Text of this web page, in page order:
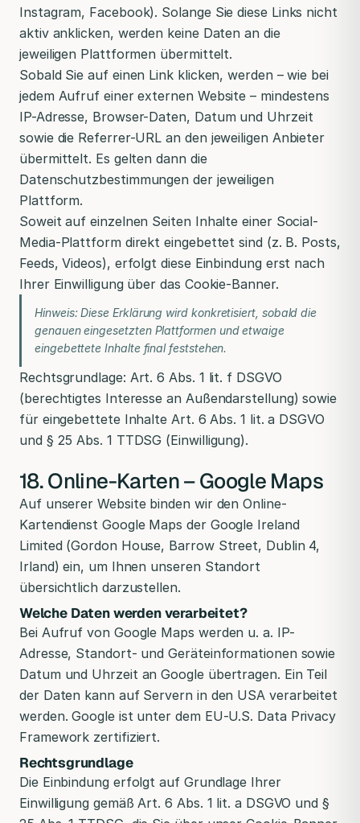
Instagram, Facebook). Solange Sie diese Links nicht
aktiv anklicken, werden keine Daten an die
jeweiligen Plattformen übermittelt.
Sobald Sie auf einen Link klicken, werden – wie bei
jedem Aufruf einer externen Website – mindestens
IP-Adresse, Browser-Daten, Datum und Uhrzeit
sowie die Referrer-URL an den jeweiligen Anbieter
übermittelt. Es gelten dann die
Datenschutzbestimmungen der jeweiligen
Plattform.
Soweit auf einzelnen Seiten Inhalte einer Social-
Media-Plattform direkt eingebettet sind (z. B. Posts,
Feeds, Videos), erfolgt diese Einbindung erst nach
Ihrer Einwilligung über das Cookie-Banner.
Hinweis: Diese Erklärung wird konkretisiert, sobald die
genauen eingesetzten Plattformen und etwaige
eingebettete Inhalte final feststehen.
Rechtsgrundlage: Art. 6 Abs. 1 lit. f DSGVO
(berechtigtes Interesse an Außendarstellung) sowie
für eingebettete Inhalte Art. 6 Abs. 1 lit. a DSGVO
und § 25 Abs. 1 TTDSG (Einwilligung).
18. Online-Karten – Google Maps
Auf unserer Website binden wir den Online-
Kartendienst Google Maps der Google Ireland
Limited (Gordon House, Barrow Street, Dublin 4,
Irland) ein, um Ihnen unseren Standort
übersichtlich darzustellen.
Welche Daten werden verarbeitet?
Bei Aufruf von Google Maps werden u. a. IP-
Adresse, Standort- und Geräteinformationen sowie
Datum und Uhrzeit an Google übertragen. Ein Teil
der Daten kann auf Servern in den USA verarbeitet
werden. Google ist unter dem EU-U.S. Data Privacy
Framework zertifiziert.
Rechtsgrundlage
Die Einbindung erfolgt auf Grundlage Ihrer
Einwilligung gemäß Art. 6 Abs. 1 lit. a DSGVO und §